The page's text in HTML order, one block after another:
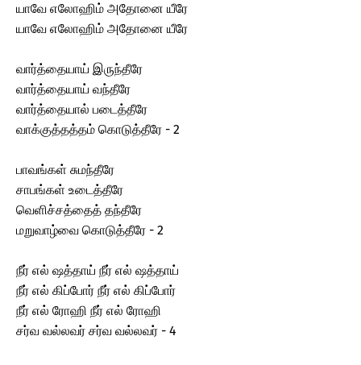
யாவே எலோஹிம் அதோனை யீரே
யாவே எலோஹிம் அதோனை யீரே
வார்த்தையாய் இருந்தீரே
வார்த்தையாய் வந்தீரே
வார்த்தையால் படைத்தீரே
வாக்குத்தத்தம் கொடுத்தீரே - 2
பாவங்கள் சுமந்தீரே
சாபங்கள் உடைத்தீரே
வெளிச்சத்தைத் தந்தீரே
மறுவாழ்வை கொடுத்தீரே - 2
நீர் எல் ஷத்தாய் நீர் எல் ஷத்தாய்
நீர் எல் கிப்போர் நீர் எல் கிப்போர்
நீர் எல் ரோஹி நீர் எல் ரோஹி
சர்வ வல்லவர் சர்வ வல்லவர் - 4